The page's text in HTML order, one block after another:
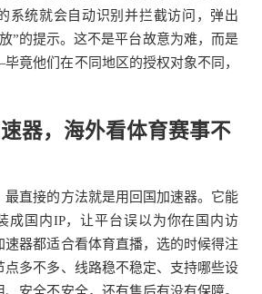
系统就会自动识别并拦截访问，弹出
”的提示。这不是平台故意为难，而是
竟他们在不同地区的授权对象不同，
器，海外看体育赛事不
最直接的方法就是用回国加速器。它能
成国内IP，让平台误以为你在国内访
速器都适合看体育直播，选的时候得注
点多不多、线路稳不稳定、支持哪些设